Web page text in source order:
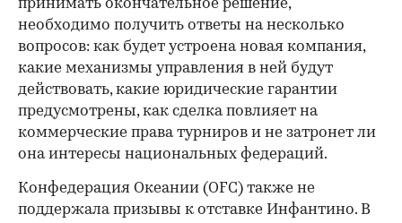
принимать окончательное решение,
необходимо получить ответы на несколько
вопросов: как будет устроена новая компания,
какие механизмы управления в ней будут
действовать, какие юридические гарантии
предусмотрены, как сделка повлияет на
коммерческие права турниров и не затронет ли
она интересы национальных федераций.
Конфедерация Океании (OFC) также не
поддержала призывы к отставке Инфантино. В